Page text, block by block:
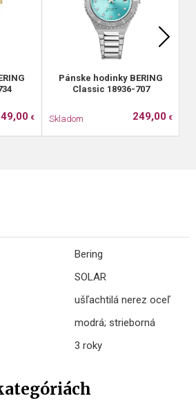
€
Pánske hodinky BERING
Classic 18936-707
Skladom 249,00 €
Bering
SOLAR
ušľachtilá nerez oceľ
modrá; strieborná
3 roky